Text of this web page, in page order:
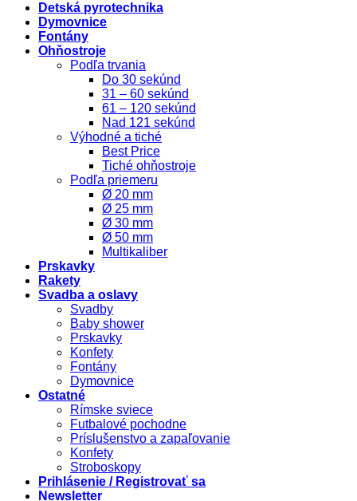
Detská pyrotechnika
Dymovnice
Fontány
Ohňostroje
Podľa trvania
Do 30 sekúnd
31 – 60 sekúnd
61 – 120 sekúnd
Nad 121 sekúnd
Výhodné a tiché
Best Price
Tiché ohňostroje
Podľa priemeru
Ø 20 mm
Ø 25 mm
Ø 30 mm
Ø 50 mm
Multikaliber
Prskavky
Rakety
Svadba a oslavy
Svadby
Baby shower
Prskavky
Konfety
Fontány
Dymovnice
Ostatné
Rímske sviece
Futbalové pochodne
Príslušenstvo a zapaľovanie
Konfety
Stroboskopy
Prihlásenie / Registrovať sa
Newsletter